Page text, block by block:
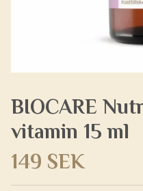
BIOCARE
vitamin 15 ml
149 SEK